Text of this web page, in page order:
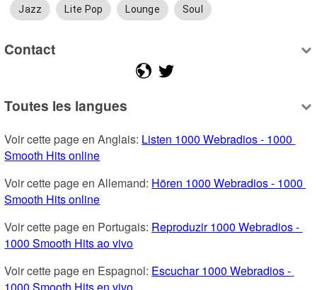
Jazz Lite Pop Lounge Soul
Contact
Toutes les langues
Voir cette page en Anglais: Listen 1000 Webradios - 1000
Smooth Hits online
Voir cette page en Allemand: Hören 1000 Webradios - 1000
Smooth Hits online
Voir cette page en Portugais: Reproduzir 1000 Webradios -
1000 Smooth Hits ao vivo
Voir cette page en Espagnol: Escuchar 1000 Webradios -
1000 Smooth Hits en vivo